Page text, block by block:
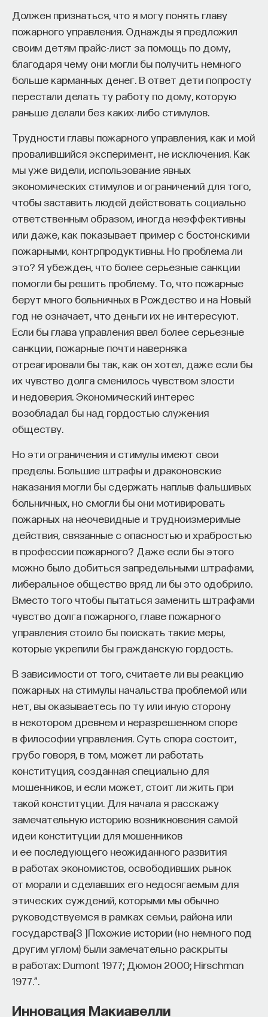
Должен признаться, что я могу понять главу
пожарного управления. Однажды я предложил
своим детям прайс-лист за помощь по дому,
благодаря чему они могли бы получить немного
больше карманных денег. В ответ дети попросту
перестали делать ту работу по дому, которую
раньше делали без каких-либо стимулов.
Трудности главы пожарного управления, как и мой
провалившийся эксперимент, не исключения. Как
мы уже видели, использование явных
экономических стимулов и ограничений для того,
чтобы заставить людей действовать социально
ответственным образом, иногда неэффективны
или даже, как показывает пример с бостонскими
пожарными, контрпродуктивны. Но проблема ли
это? Я убежден, что более серьезные санкции
помогли бы решить проблему. То, что пожарные
берут много больничных в Рождество и на Новый
год не означает, что деньги их не интересуют.
Если бы глава управления ввел более серьезные
санкции, пожарные почти наверняка
отреагировали бы так, как он хотел, даже если бы
их чувство долга сменилось чувством злости
и недоверия. Экономический интерес
возобладал бы над гордостью служения
обществу.
Но эти ограничения и стимулы имеют свои
пределы. Большие штрафы и драконовские
наказания могли бы сдержать наплыв фальшивых
больничных, но смогли бы они мотивировать
пожарных на неочевидные и трудноизмеримые
действия, связанные с опасностью и храбростью
в профессии пожарного? Даже если бы этого
можно было добиться запредельными штрафами,
либеральное общество вряд ли бы это одобрило.
Вместо того чтобы пытаться заменить штрафами
чувство долга пожарного, главе пожарного
управления стоило бы поискать такие меры,
которые укрепили бы гражданскую гордость.
В зависимости от того, считаете ли вы реакцию
пожарных на стимулы начальства проблемой или
нет, вы оказываетесь по ту или иную сторону
в некотором древнем и неразрешенном споре
в философии управления. Суть спора состоит,
грубо говоря, в том, может ли работать
конституция, созданная специально для
мошенников, и если может, стоит ли жить при
такой конституции. Для начала я расскажу
замечательную историю возникновения самой
идеи конституции для мошенников
и ее последующего неожиданного развития
в работах экономистов, освободивших рынок
от морали и сделавших его недосягаемым для
этических суждений, которыми мы обычно
руководствуемся в рамках семьи, района или
государства[3 ]Похожие истории (но немного под
другим углом) были замечательно раскрыты
в работах: Dumont 1977; Дюмон 2000; Hirschman
1977.”
Инновация Макиавелли
ПостНаука
команда ПостНауки
НАУКА
237 публикаций
ФИЛОСОФСКИЙ ПОИСК: НАЧАЛА
КУРС
Философский поиск: начала
СОХРАНИТЬ КУРС
Внеси свой вклад в дело
просвещения!